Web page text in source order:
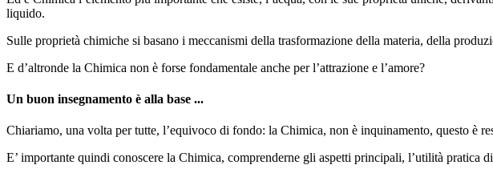
liquido.
Sulle proprietà chimiche si basano i meccanismi della trasformazione della materia, della
E d’altronde la Chimica non è forse fondamentale anche per l’attrazione e l’amore?
Un buon insegnamento è alla base ...
Chiariamo, una volta per tutte, l’equivoco di fondo: la Chimica, non è inquinamento, questo è
E’ importante quindi conoscere la Chimica, comprenderne gli aspetti principali, l’utilità